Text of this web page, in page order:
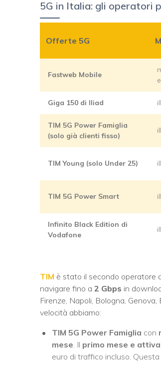
5G in Italia: gli operatori
Offerte 5G
Fastweb Mobile
Giga 150 di Iliad
TIM 5G Power Famiglia
(solo già clienti fisso)
TIM Young (solo Under 25)
TIM 5G Power Smart
Infinito Black Edition di
Vodafone
TIM è stato il secondo operatore
navigare fino a 2 Gbps in
Firenze, Napoli, Bologna,
velocità abbiamo:
TIM 5G Power Famiglia con
mese . Il primo mese e
euro di traffico incluso.